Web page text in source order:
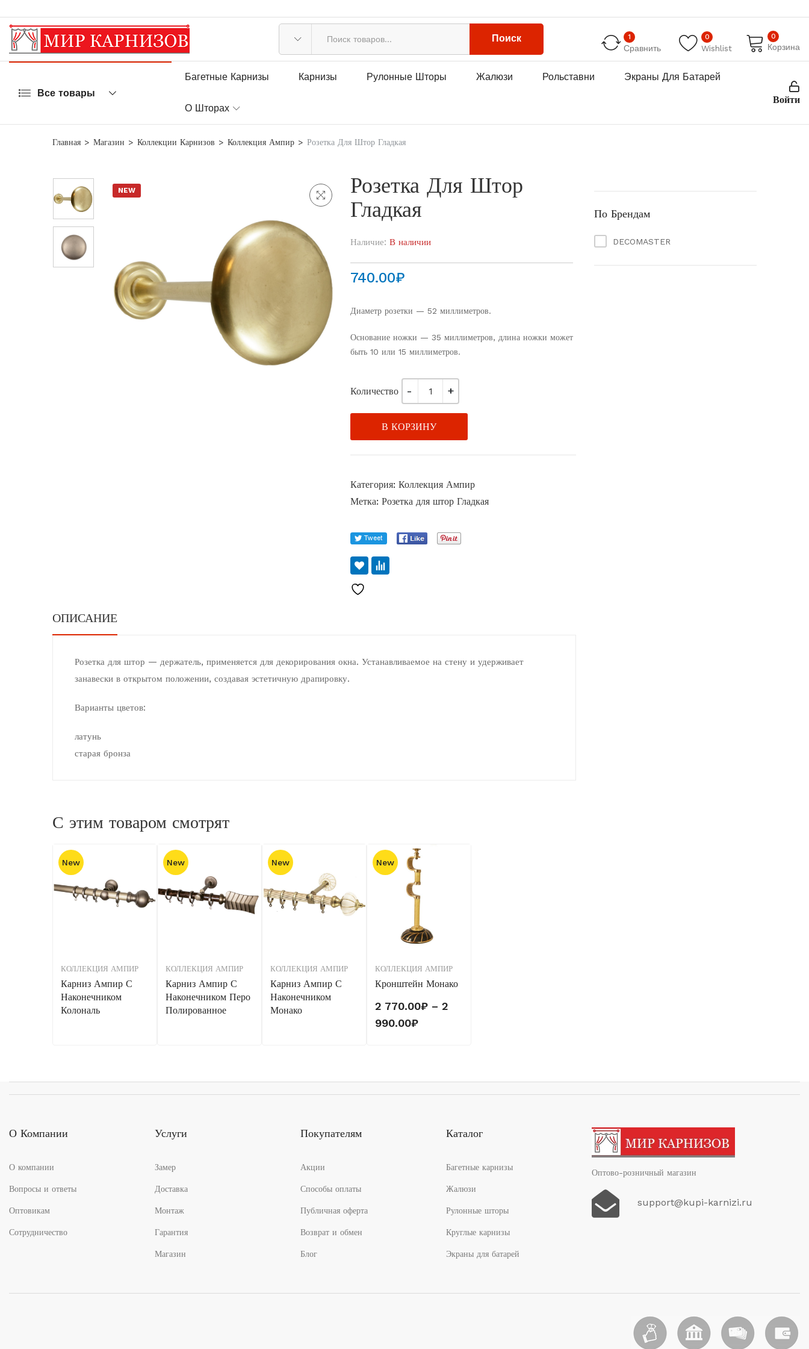
Поиск 1
Сравнить
0
Wishlist
0
Корзина
Все товары
Багетные Карнизы Карнизы Рулонные Шторы Жалюзи Рольставни Экраны Для Батарей
О Шторах
Войти
Главная Магазин Коллекции Карнизов Коллекция Ампир Розетка Для Штор Гладкая
Розетка Для Штор
Гладкая
Наличие: В наличии
740.00₽
Диаметр розетки — 52 миллиметров.
Основание ножки — 35 миллиметров, длина ножки может
быть 10 или 15 миллиметров.
Количество
В КОРЗИНУ
Категория: Коллекция Ампир
Метка: Розетка для штор Гладкая
NEW
ОПИСАНИЕ
Розетка для штор — держатель, применяется для декорирования окна. Устанавливаемое на стену и удерживает
занавески в открытом положении, создавая эстетичную драпировку.
Варианты цветов:
латунь
старая бронза
С этим товаром смотрят
New
КОЛЛЕКЦИЯ АМПИР
Карниз Ампир С
Наконечником
Колональ
New
КОЛЛЕКЦИЯ АМПИР
Карниз Ампир С
Наконечником Перо
Полированное
New
КОЛЛЕКЦИЯ АМПИР
Карниз Ампир С
Наконечником
Монако
New
КОЛЛЕКЦИЯ АМПИР
Кронштейн Монако
2 770.00₽ – 2
990.00₽Диапазон
По Брендам
DECOMASTER
О Компании
О компании
Вопросы и ответы
Оптовикам
Сотрудничество
Услуги
Замер
Доставка
Монтаж
Гарантия
Магазин
Покупателям
Акции
Способы оплаты
Публичная оферта
Возврат и обмен
Блог
Каталог
Багетные карнизы
Жалюзи
Рулонные шторы
Круглые карнизы
Экраны для батарей
Оптово-розничный магазин
support@kupi-karnizi.ru